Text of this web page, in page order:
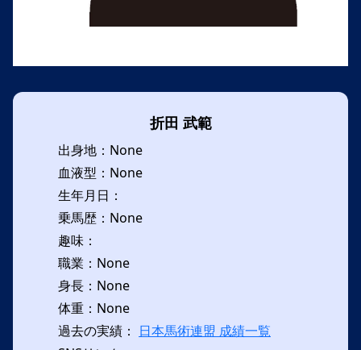
折田 武範
出身地：None
血液型：None
生年月日：
乗馬歴：None
趣味：
職業：None
身長：None
体重：None
過去の実績： 日本馬術連盟 成績一覧